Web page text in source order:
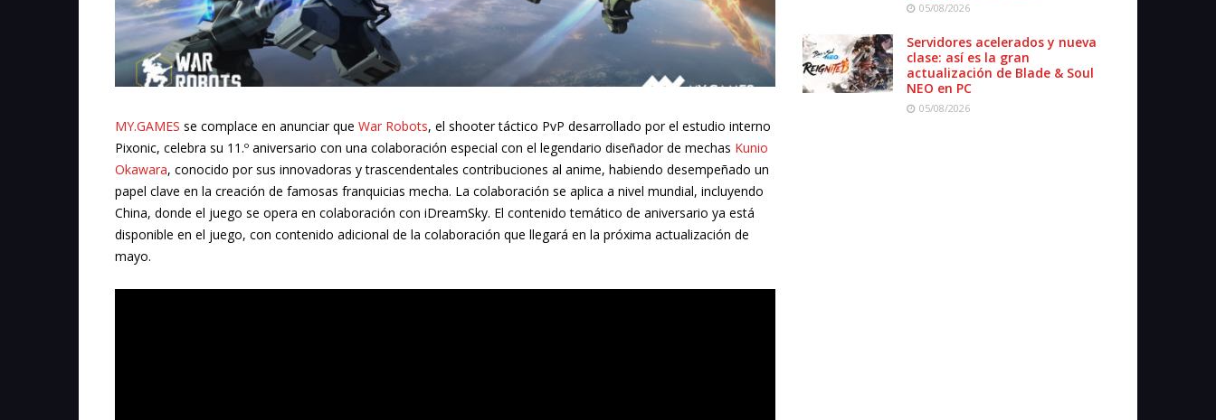
MY.GAMES se complace en anunciar que War Robots, el shooter táctico PvP desarrollado por el estudio interno
Pixonic, celebra su 11.º aniversario con una colaboración especial con el legendario diseñador de mechas Kunio
Okawara, conocido por sus innovadoras y trascendentales contribuciones al anime, habiendo desempeñado un
papel clave en la creación de famosas franquicias mecha. La colaboración se aplica a nivel mundial, incluyendo
China, donde el juego se opera en colaboración con iDreamSky. El contenido temático de aniversario ya está
disponible en el juego, con contenido adicional de la colaboración que llegará en la próxima actualización de
mayo.
05/08/2026
Servidores acelerados y nueva
clase: así es la gran
actualización de Blade & Soul
NEO en PC
05/08/2026